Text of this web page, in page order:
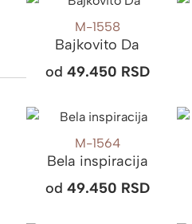
M-1558
Bajkovito Da
od 49.450 RSD
M-1564
Bela inspiracija
od 49.450 RSD